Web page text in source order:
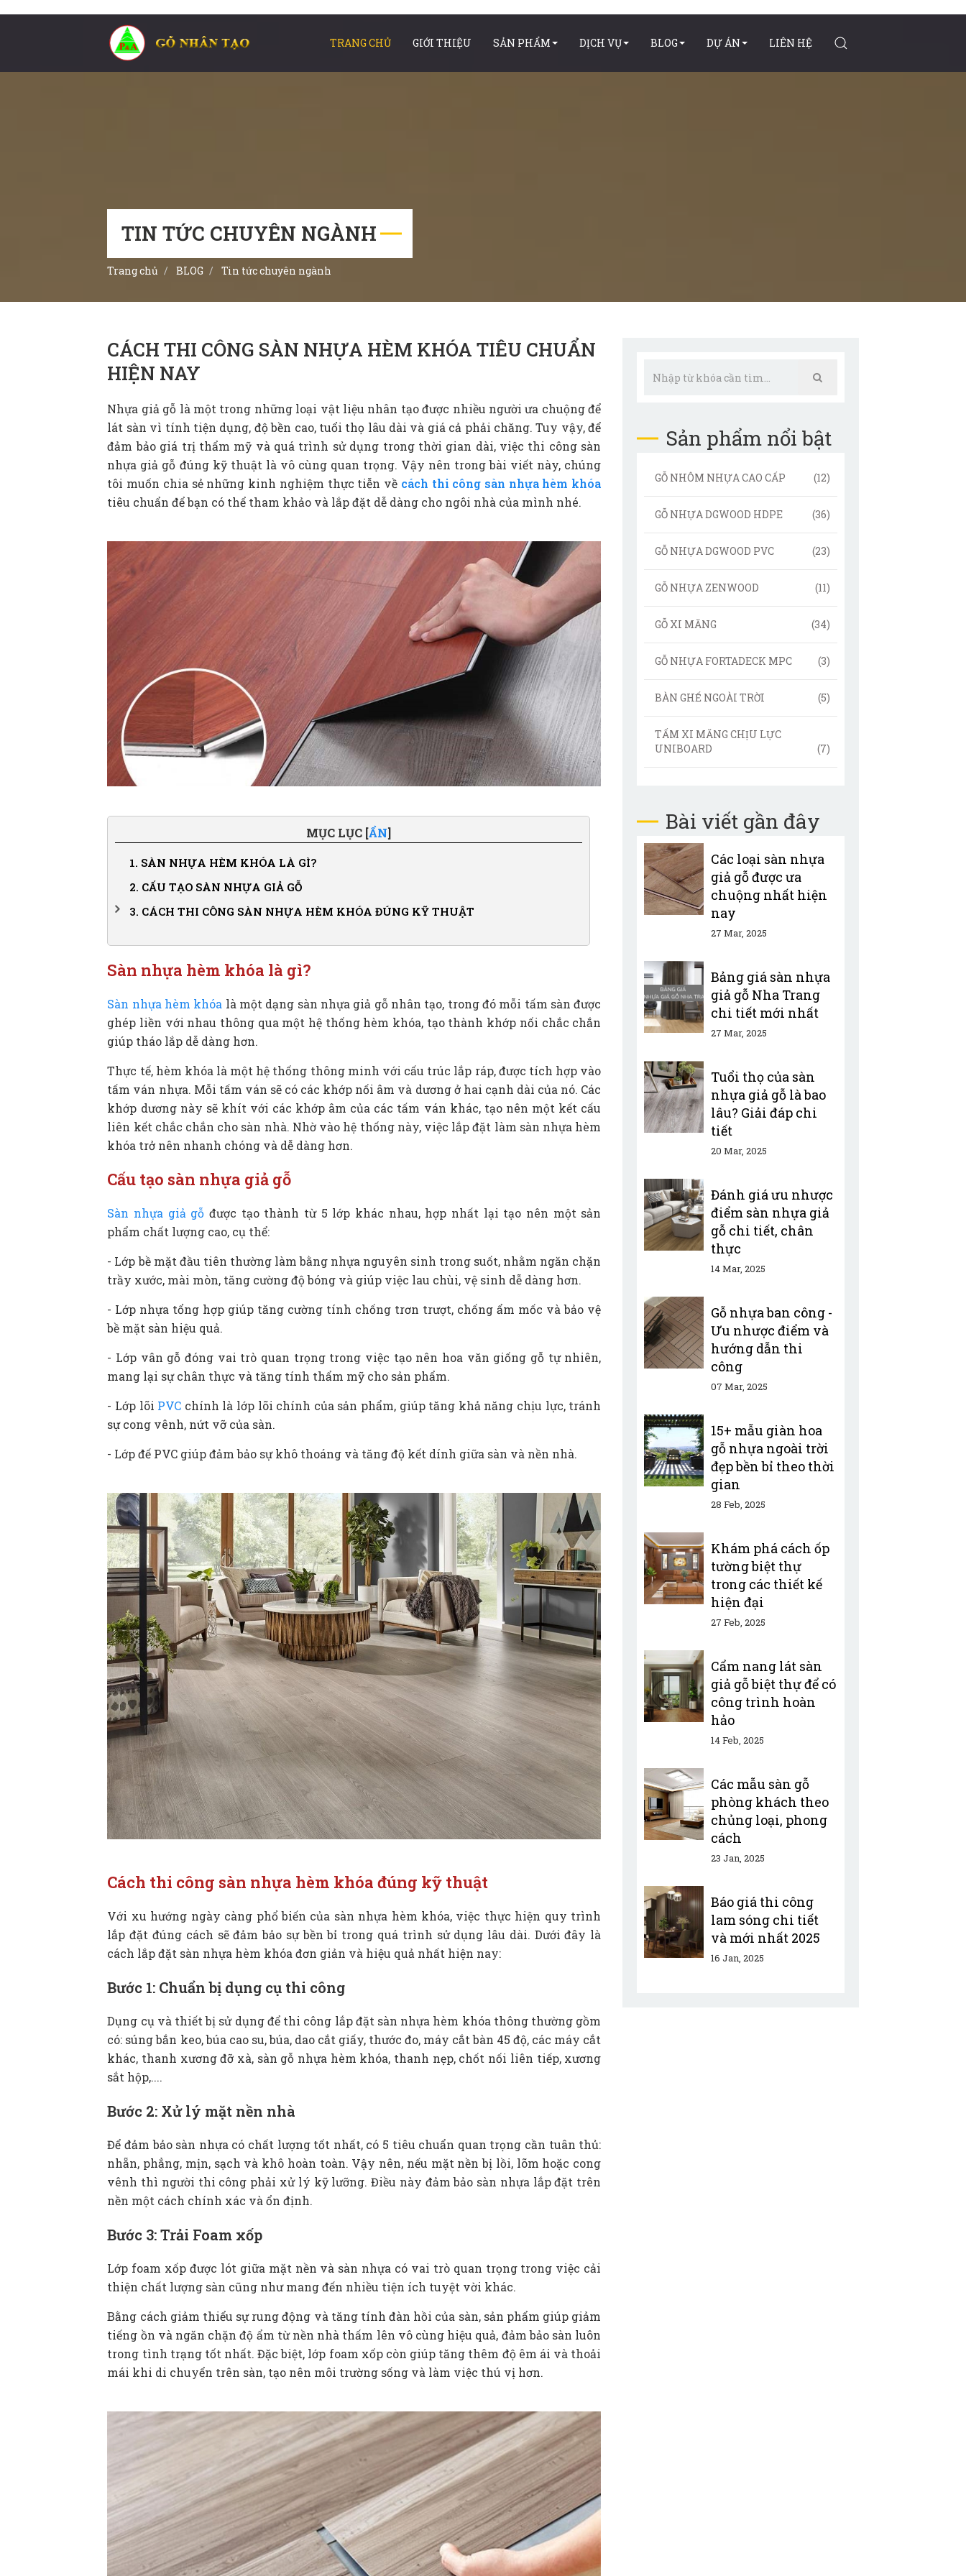
TIN TỨC CHUYÊN NGÀNH
Trang chủ BLOG Tin tức chuyên ngành
TRANG CHỦ GIỚI THIỆU SẢN PHẨM DỊCH VỤ BLOG DỰ ÁN LIÊN HỆ
CÁCH THI CÔNG SÀN NHỰA HÈM KHÓA TIÊU CHUẨN
HIỆN NAY
Nhựa giả gỗ là một trong những loại vật liệu nhân tạo được nhiều người ưa chuộng để
lát sàn vì tính tiện dụng, độ bền cao, tuổi thọ lâu dài và giá cả phải chăng. Tuy vậy, để
đảm bảo giá trị thẩm mỹ và quá trình sử dụng trong thời gian dài, việc thi công sàn
nhựa giả gỗ đúng kỹ thuật là vô cùng quan trọng. Vậy nên trong bài viết này, chúng
tôi muốn chia sẻ những kinh nghiệm thực tiễn về cách thi công sàn nhựa hèm khóa
tiêu chuẩn để bạn có thể tham khảo và lắp đặt dễ dàng cho ngôi nhà của mình nhé.
MỤC LỤC [ẨN]
1. SÀN NHỰA HÈM KHÓA LÀ GÌ?
2. CẤU TẠO SÀN NHỰA GIẢ GỖ
3. CÁCH THI CÔNG SÀN NHỰA HÈM KHÓA ĐÚNG KỸ THUẬT
3.3.Bước 3: Trải Foam xốp
3.4.Bước 4: Lắp đặt tấm sàn đầu tiên
3.5.Bước 5: Thi công lắp đặt làm sàn nhựa hèm khóa còn lại
3.6.Bước 6: Lắp đặt phụ kiện sàn nhựa vân gỗ
3.7.Bước 7: Vệ sinh mặt sàn sau khi đã được lát nhựa
Sàn nhựa hèm khóa là gì?
Sàn nhựa hèm khóa là một dạng sàn nhựa giả gỗ nhân tạo, trong đó mỗi tấm sàn được
ghép liền với nhau thông qua một hệ thống hèm khóa, tạo thành khớp nối chắc chắn
giúp tháo lắp dễ dàng hơn.
Thực tế, hèm khóa là một hệ thống thông minh với cấu trúc lắp ráp, được tích hợp vào
tấm ván nhựa. Mỗi tấm ván sẽ có các khớp nối âm và dương ở hai cạnh dài của nó. Các
khớp dương này sẽ khít với các khớp âm của các tấm ván khác, tạo nên một kết cấu
liên kết chắc chắn cho sàn nhà. Nhờ vào hệ thống này, việc lắp đặt làm sàn nhựa hèm
khóa trở nên nhanh chóng và dễ dàng hơn.
Cấu tạo sàn nhựa giả gỗ
Sàn nhựa giả gỗ được tạo thành từ 5 lớp khác nhau, hợp nhất lại tạo nên một sản
phẩm chất lượng cao, cụ thể:
- Lớp bề mặt đầu tiên thường làm bằng nhựa nguyên sinh trong suốt, nhằm ngăn chặn
trầy xước, mài mòn, tăng cường độ bóng và giúp việc lau chùi, vệ sinh dễ dàng hơn.
- Lớp nhựa tổng hợp giúp tăng cường tính chống trơn trượt, chống ẩm mốc và bảo vệ
bề mặt sàn hiệu quả.
- Lớp vân gỗ đóng vai trò quan trọng trong việc tạo nên hoa văn giống gỗ tự nhiên,
mang lại sự chân thực và tăng tính thẩm mỹ cho sản phẩm.
- Lớp lõi PVC chính là lớp lõi chính của sản phẩm, giúp tăng khả năng chịu lực, tránh
sự cong vênh, nứt vỡ của sàn.
- Lớp đế PVC giúp đảm bảo sự khô thoáng và tăng độ kết dính giữa sàn và nền nhà.
Cách thi công sàn nhựa hèm khóa đúng kỹ thuật
Với xu hướng ngày càng phổ biến của sàn nhựa hèm khóa, việc thực hiện quy trình
lắp đặt đúng cách sẽ đảm bảo sự bền bỉ trong quá trình sử dụng lâu dài. Dưới đây là
cách lắp đặt sàn nhựa hèm khóa đơn giản và hiệu quả nhất hiện nay:
Bước 1: Chuẩn bị dụng cụ thi công
Dụng cụ và thiết bị sử dụng để thi công lắp đặt sàn nhựa hèm khóa thông thường gồm
có: súng bắn keo, búa cao su, búa, dao cắt giấy, thước đo, máy cắt bàn 45 độ, các máy cắt
khác, thanh xương đỡ xà, sàn gỗ nhựa hèm khóa, thanh nẹp, chốt nối liên tiếp, xương
sắt hộp,....
Bước 2: Xử lý mặt nền nhà
Để đảm bảo sàn nhựa có chất lượng tốt nhất, có 5 tiêu chuẩn quan trọng cần tuân thủ:
nhẵn, phẳng, mịn, sạch và khô hoàn toàn. Vậy nên, nếu mặt nền bị lồi, lõm hoặc cong
vênh thì người thi công phải xử lý kỹ lưỡng. Điều này đảm bảo sàn nhựa lắp đặt trên
nền một cách chính xác và ổn định.
Bước 3: Trải Foam xốp
Lớp foam xốp được lót giữa mặt nền và sàn nhựa có vai trò quan trọng trong việc cải
thiện chất lượng sàn cũng như mang đến nhiều tiện ích tuyệt vời khác.
Bằng cách giảm thiểu sự rung động và tăng tính đàn hồi của sàn, sản phẩm giúp giảm
tiếng ồn và ngăn chặn độ ẩm từ nền nhà thấm lên vô cùng hiệu quả, đảm bảo sàn luôn
trong tình trạng tốt nhất. Đặc biệt, lớp foam xốp còn giúp tăng thêm độ êm ái và thoải
mái khi di chuyển trên sàn, tạo nên môi trường sống và làm việc thú vị hơn.
Sản phẩm nổi bật
GỖ NHÔM NHỰA CAO CẤP (12)
GỖ NHỰA DGWOOD HDPE (36)
GỖ NHỰA DGWOOD PVC (23)
GỖ NHỰA ZENWOOD (11)
GỖ XI MĂNG (34)
GỖ NHỰA FORTADECK MPC (3)
BÀN GHẾ NGOÀI TRỜI (5)
TẤM XI MĂNG CHỊU LỰC
UNIBOARD
(7)
Bài viết gần đây
Các loại sàn nhựa
giả gỗ được ưa
chuộng nhất hiện
nay
27 Mar, 2025
Bảng giá sàn nhựa
giả gỗ Nha Trang
chi tiết mới nhất
27 Mar, 2025
Tuổi thọ của sàn
nhựa giả gỗ là bao
lâu? Giải đáp chi
tiết
20 Mar, 2025
Đánh giá ưu nhược
điểm sàn nhựa giả
gỗ chi tiết, chân
thực
14 Mar, 2025
Gỗ nhựa ban công -
Ưu nhược điểm và
hướng dẫn thi
công
07 Mar, 2025
15+ mẫu giàn hoa
gỗ nhựa ngoài trời
đẹp bền bỉ theo thời
gian
28 Feb, 2025
Khám phá cách ốp
tường biệt thự
trong các thiết kế
hiện đại
27 Feb, 2025
Cẩm nang lát sàn
giả gỗ biệt thự để có
công trình hoàn
hảo
14 Feb, 2025
Các mẫu sàn gỗ
phòng khách theo
chủng loại, phong
cách
23 Jan, 2025
Báo giá thi công
lam sóng chi tiết
và mới nhất 2025
16 Jan, 2025